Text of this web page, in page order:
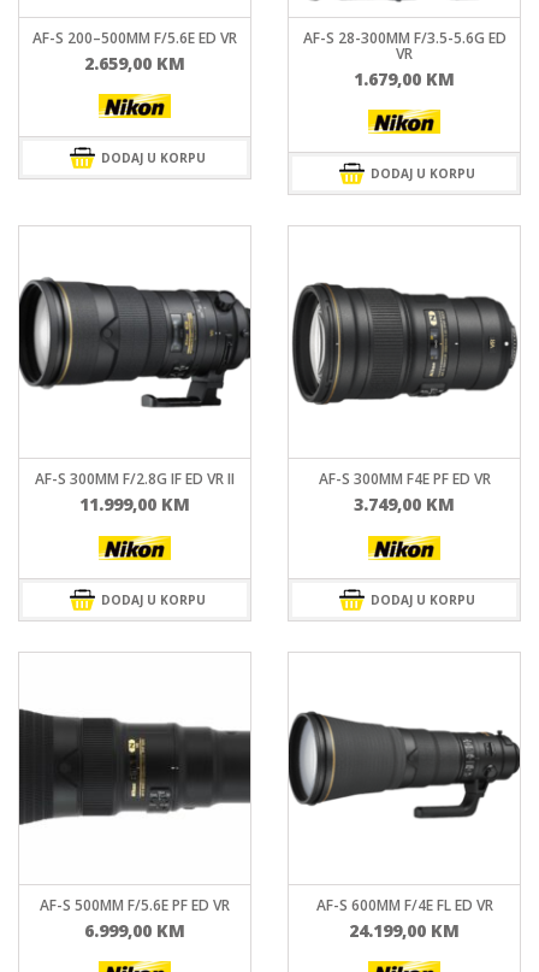
AF-S 200–500MM F/5.6E ED VR
2.659,00 KM
DODAJ U KORPU
AF-S 28-300MM F/3.5-5.6G ED
VR
1.679,00 KM
DODAJ U KORPU
AF-S 300MM F/2.8G IF ED VR II
11.999,00 KM
DODAJ U KORPU
AF-S 300MM F4E PF ED VR
3.749,00 KM
DODAJ U KORPU
AF-S 500MM F/5.6E PF ED VR
6.999,00 KM
AF-S 600MM F/4E FL ED VR
24.199,00 KM